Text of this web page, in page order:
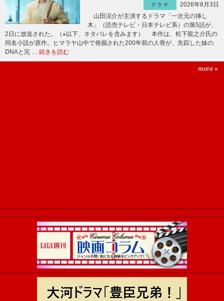
ドラマ
2026年8月3日
山田涼介が主演するドラマ「一次元の挿し
木」（読売テレビ・日本テレビ系）の第5話が、
2日に放送された。（※以下、ネタバレを含みます） 本作は、松下龍之介氏の
同名小説が原作。ヒマラヤ山中で発掘された200年前の人骨が、失踪した妹の
DNAと完 … 続きを読む
more »